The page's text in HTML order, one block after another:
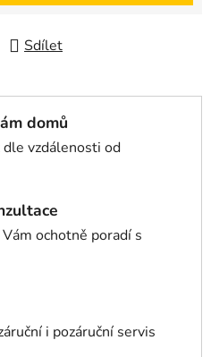
Sdílet
domů
dle vzdálenosti od
ochotně poradí s
i pozáruční servis